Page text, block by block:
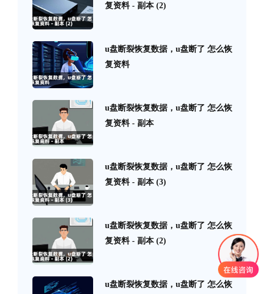
复资料 - 副本 (2)
u盘断裂恢复数据，u盘断了 怎么恢
复资料
u盘断裂恢复数据，u盘断了 怎么恢
复资料 - 副本
u盘断裂恢复数据，u盘断了 怎么恢
复资料 - 副本 (3)
u盘断裂恢复数据，u盘断了 怎么恢
复资料 - 副本 (2)
u盘断裂恢复数据，u盘断了 怎么恢